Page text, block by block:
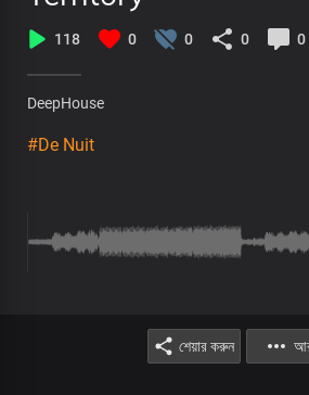
118 0 0 0 0
DeepHouse
#De Nuit
শেয়ার করুন